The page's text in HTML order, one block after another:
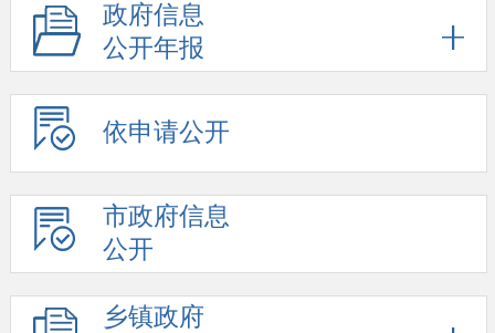
政府信息
公开年报
依申请公开
市政府信息
公开
乡镇政府